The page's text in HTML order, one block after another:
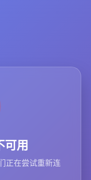
可用
正在尝试重新连